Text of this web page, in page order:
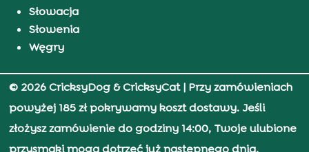
Słowacja
Słowenia
Węgry
© 2026 CricksyDog & CricksyCat| Przy zamówieniach
powyżej 185 zł pokrywamy koszt dostawy. Jeśli
złożysz zamówienie do godziny 14:00, Twoje ulubione
przysmaki mogą dotrzeć już następnego dnia.